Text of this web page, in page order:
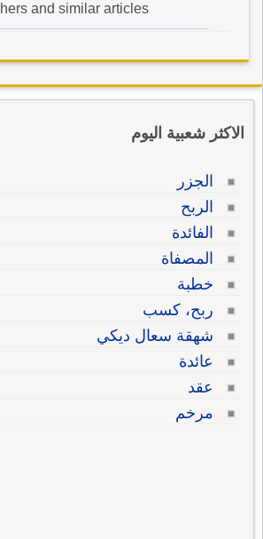
and similar articles
الاكثر شعبية اليوم
الجزر
الربح
الفائدة
المصفاة
خطبة
ربح، كسب
شهقة سعال ديكي
عائدة
عقد
مرخم